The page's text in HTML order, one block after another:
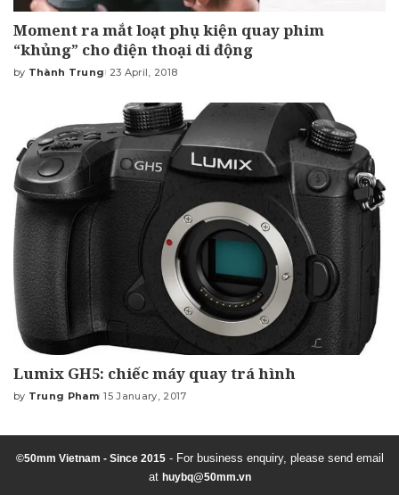
Moment ra mắt loạt phụ kiện quay phim
“khủng” cho điện thoại di động
Posted
by Thành Trung 23 April, 2018
Lumix GH5: chiếc máy quay trá hình
Posted
by Trung Pham 15 January, 2017
©50mm Vietnam - Since 2015- For business enquiry, please send email
at huybq@50mm.vn